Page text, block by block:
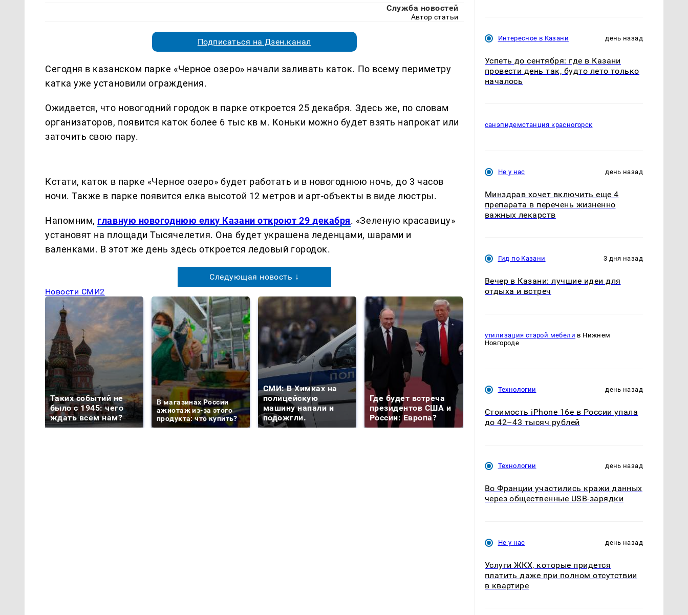
Служба новостей
Автор статьи
Подписаться на Дзен.канал
Сегодня в казанском парке «Черное озеро» начали заливать каток. По всему периметру
катка уже установили ограждения.
Ожидается, что новогодний городок в парке откроется 25 декабря. Здесь же, по словам
организаторов, появится каток более 6 тыс кв м. Коньки можно будет взять напрокат или
заточить свою пару.
Кстати, каток в парке «Черное озеро» будет работать и в новогоднюю ночь, до 3 часов
ночи. Также в парке появится елка высотой 12 метров и арт-объекты в виде люстры.
Напомним, главную новогоднюю елку Казани откроют 29 декабря. «Зеленую красавицу»
установят на площади Тысячелетия. Она будет украшена леденцами, шарами и
валенками. В этот же день здесь откроется ледовый городок.
Следующая новость ↓
Новости СМИ2
Таких событий не
было с 1945: чего
ждать всем нам?
В магазинах России
ажиотаж из-за этого
продукта: что купить?
СМИ: В Химках на
полицейскую
машину напали и
подожгли.
Где будет встреча
президентов США и
России: Европа?
были украдены 18
миллионов рублей
крушение вертолета на
Кавказе: смотреть
Интересное в Казани день назад
Успеть до сентября: где в Казани
провести день так, будто лето только
началось
санэпидемстанция красногорск
Не у нас день назад
Минздрав хочет включить еще 4
препарата в перечень жизненно
важных лекарств
Гид по Казани 3 дня назад
Вечер в Казани: лучшие идеи для
отдыха и встреч
утилизация старой мебели в Нижнем
Новгороде
Технологии день назад
Стоимость iPhone 16e в России упала
до 42–43 тысяч рублей
Технологии день назад
Во Франции участились кражи данных
через общественные USB-зарядки
Не у нас день назад
Услуги ЖКХ, которые придется
платить даже при полном отсутствии
в квартире